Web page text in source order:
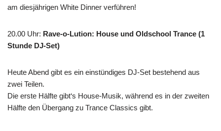
am diesjährigen White Dinner verführen!
20.00 Uhr: Rave-o-Lution: House und Oldschool Trance (1
Stunde DJ-Set)
Heute Abend gibt es ein einstündiges DJ-Set bestehend aus
zwei Teilen.
Die erste Hälfte gibt‘s House-Musik, während es in der zweiten
Hälfte den Übergang zu Trance Classics gibt.